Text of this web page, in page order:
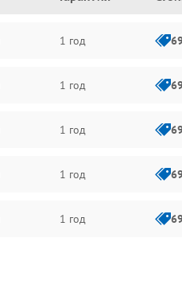
1 год
1 год
1 год
1 год
1 год